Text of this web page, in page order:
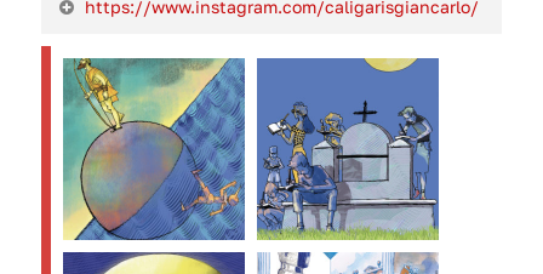
https://www.instagram.com/caligarisgiancarlo/